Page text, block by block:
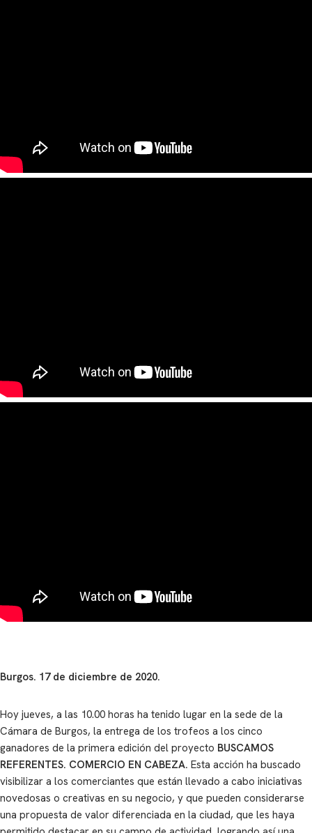
Burgos. 17 de diciembre de 2020.
Hoy jueves, a las 10.00 horas ha tenido lugar en la sede de la
Cámara de Burgos, la entrega de los trofeos a los cinco
ganadores de la primera edición del proyecto BUSCAMOS
REFERENTES. COMERCIO EN CABEZA. Esta acción ha buscado
visibilizar a los comerciantes que están llevado a cabo iniciativas
novedosas o creativas en su negocio, y que pueden considerarse
una propuesta de valor diferenciada en la ciudad, que les haya